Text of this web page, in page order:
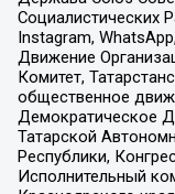
Социалистических
Instagram,
Движение
Комитет,
общественное
Демократическое
Татарской
Республики,
Исполнительный